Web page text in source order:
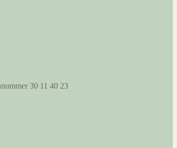
30 11 40 23